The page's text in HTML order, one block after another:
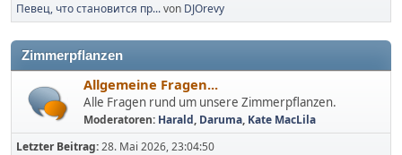
Певец, что становится пр...von DJOrevy
Zimmerpflanzen
Allgemeine Fragen...
Alle Fragen rund um unsere Zimmerpflanzen.
Moderatoren: Harald, Daruma, Kate MacLila
Letzter Beitrag:28. Mai 2026, 23:04:50